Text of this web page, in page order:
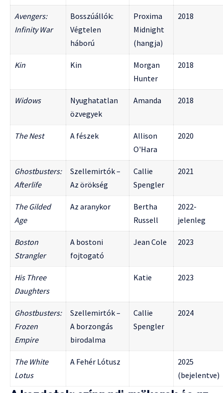
Avengers:
Infinity War
Bosszúállók:
Végtelen
háború
Proxima
Midnight
(hangja)
2018
Kin Kin
Morgan
Hunter
2018
Widows
Nyughatatlan
özvegyek
Amanda 2018
The Nest A fészek
Allison
O'Hara
2020
Ghostbusters:
Afterlife
Szellemirtók –
Az örökség
Callie
Spengler
2021
The Gilded
Age
Az aranykor
Bertha
Russell
2022-
jelenleg
Boston
Strangler
A bostoni
fojtogató
Jean Cole 2023
His Three
Daughters
Katie 2023
Ghostbusters:
Frozen
Empire
Szellemirtók –
A borzongás
birodalma
Callie
Spengler
2024
The White
Lotus
A Fehér Lótusz
2025
(bejelentve)